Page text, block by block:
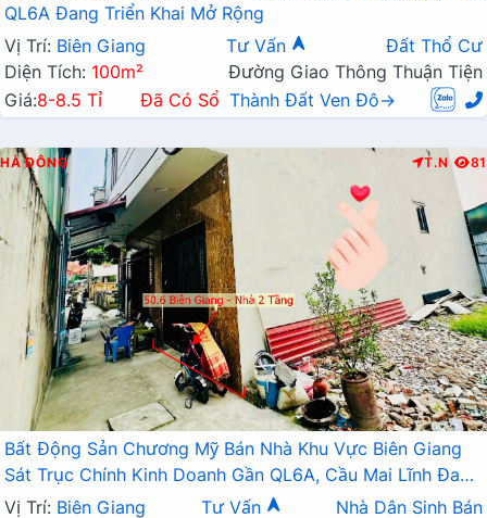
QL6A Đang Triển Khai Mở Rộng
Vị Trí: Biên Giang Tư Vấn
Đất Thổ Cư
Diện Tích: 100m²
Đường Giao Thông Thuận Tiện
Giá:8-8.5 Tỉ Đã Có Sổ Thành Đất Ven Đô→
HÀ ĐÔNG T.N 81
Bất Động Sản Chương Mỹ Bán Nhà Khu Vực Biên Giang
Sát Trục Chính Kinh Doanh Gần QL6A, Cầu Mai Lĩnh Đang
Mở Rộng
Vị Trí: Biên Giang Tư Vấn
Nhà Dân Sinh Bán